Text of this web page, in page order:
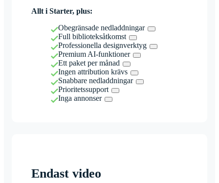
Allt i Starter, plus:
Obegränsade nedladdningar
Full biblioteksåtkomst
Professionella designverktyg
Premium AI-funktioner
Ett paket per månad
Ingen attribution krävs
Snabbare nedladdningar
Prioritetssupport
Inga annonser
Endast video